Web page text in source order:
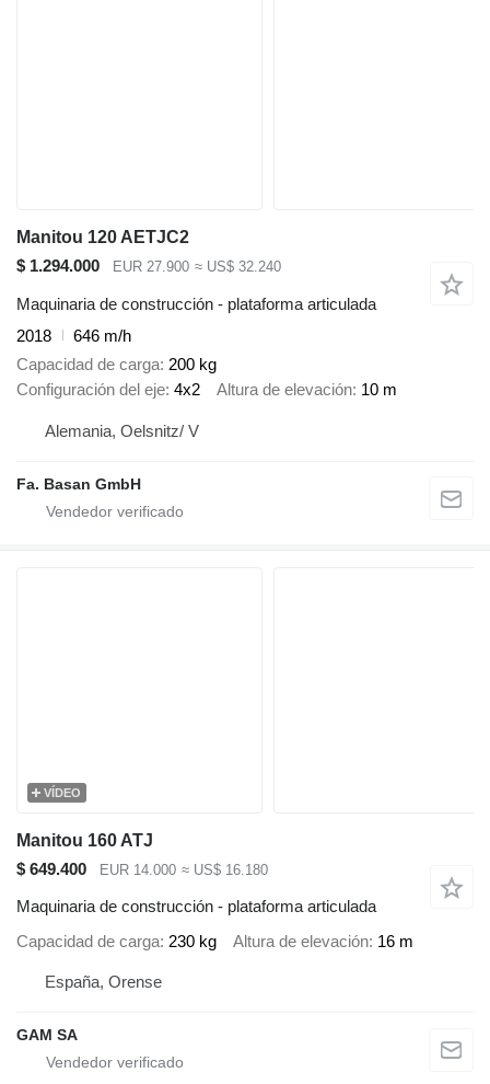
Manitou 120 AETJC2
$ 1.294.000
EUR 27.900 ≈ US$ 32.240
Maquinaria de construcción - plataforma articulada
2018
646 m/h
Capacidad de carga 200 kg
Configuración del eje 4x2 Altura de elevación 10 m
Alemania, Oelsnitz/ V
Fa. Basan GmbH
VÍDEO
Manitou 160 ATJ
$ 649.400
EUR 14.000 ≈ US$ 16.180
Maquinaria de construcción - plataforma articulada
Capacidad de carga 230 kg Altura de elevación 16 m
España, Orense
GAM SA